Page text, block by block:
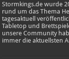
Stormkings.de wurde
rund um das Thema
tagesaktuell
Tabletop und
unsere Community
immer die aktuellsten